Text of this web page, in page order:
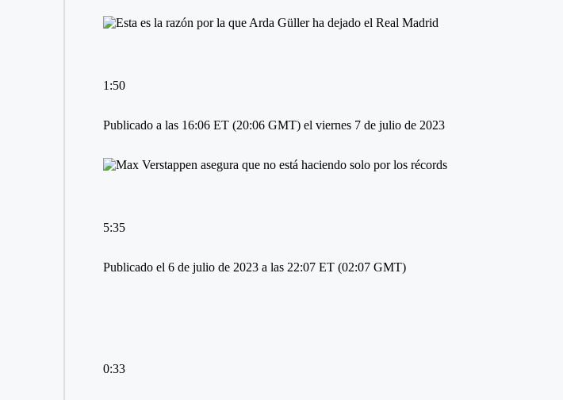
1:50
Publicado a las 16:06 ET (20:06 GMT) el viernes 7 de julio de 2023
5:35
Publicado el 6 de julio de 2023 a las 22:07 ET (02:07 GMT)
0:33